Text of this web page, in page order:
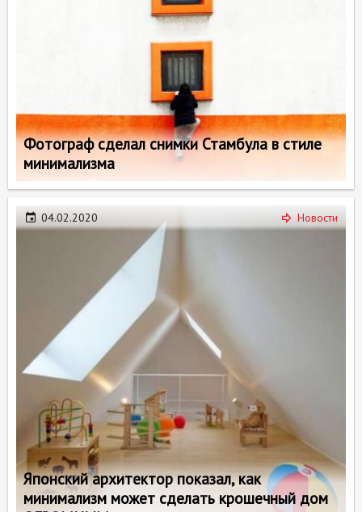
Фотограф сделал снимки Стамбула в стиле
минимализма
04.02.2020 Новости
Японский архитектор показал, как
минимализм может сделать крошечный дом